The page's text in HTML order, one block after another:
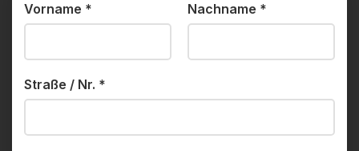
Vorname * Nachname *
Straße / Nr. *